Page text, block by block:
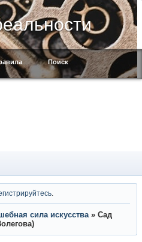
Поиск
сила искусства » Сад